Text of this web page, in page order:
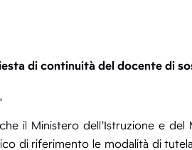
di continuità del docente di
il Ministero dell’Istruzione e
di riferimento le modalità di